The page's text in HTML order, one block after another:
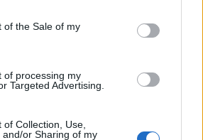
of the Sale of my
of processing my
Targeted Advertising.
Collection, Use,
and/or Sharing of my